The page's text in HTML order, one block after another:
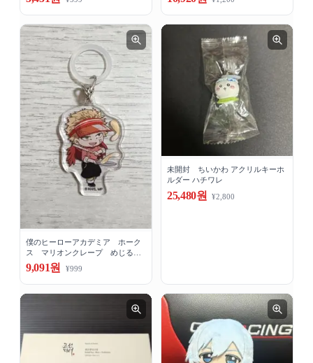
僕のヒーローアカデミア ホーク
ス マリオンクレープ めじるし
チャーム
9,091원 ¥999
未開封 ちいかわ アクリルキーホ
ルダー ハチワレ
25,480원 ¥2,800